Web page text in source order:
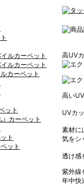
ルカーペット
ルカーペット
カーペット
ット
カーペット
ト
ット
高UV
高い
UVカ
素材に
気をシ
透け感
紫外線
年中快